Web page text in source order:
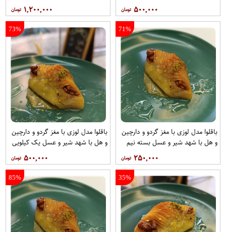
۵۰۰,۰۰۰ ۱,۲۰۰,۰۰۰
71%
باقلوا مدل لوزی با مغز گردو و دارچین
و هل با شهد شیر و عسل بسته نیم
کیلویی باقلوا استانبولی بهشت
۲۵۰,۰۰۰
73%
باقلوا مدل لوزی با مغز گردو و دارچین
و هل با شهد شیر و عسل یک کیلویی
۵۰۰,۰۰۰
35%
85%